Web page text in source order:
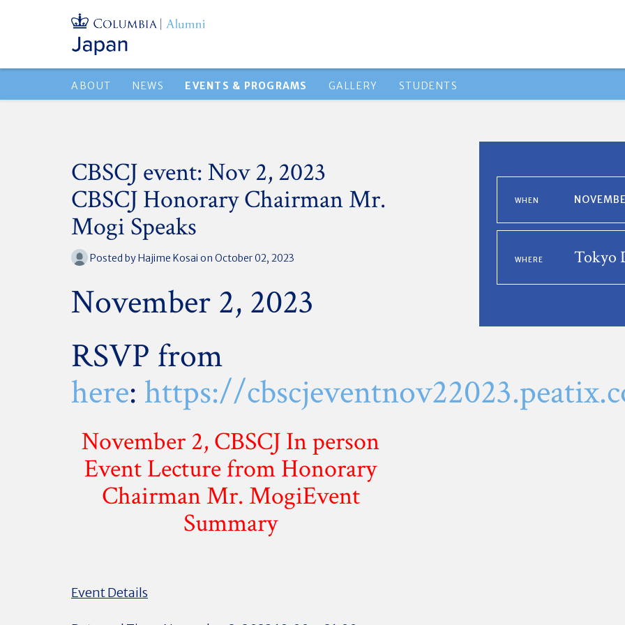
ABOUT NEWS EVENTS & PROGRAMS GALLERY STUDENTS
CBSCJ event: Nov 2, 2023
CBSCJ Honorary Chairman Mr.
Mogi Speaks
Posted byHajime Kosai on October 02, 2023
November 2, 2023
RSVP from
here: https://
November 2, CBSCJ In person
Event Lecture from Honorary
Chairman Mr. MogiEvent
Summary
Event Details
WHEN
WHERE Tokyo